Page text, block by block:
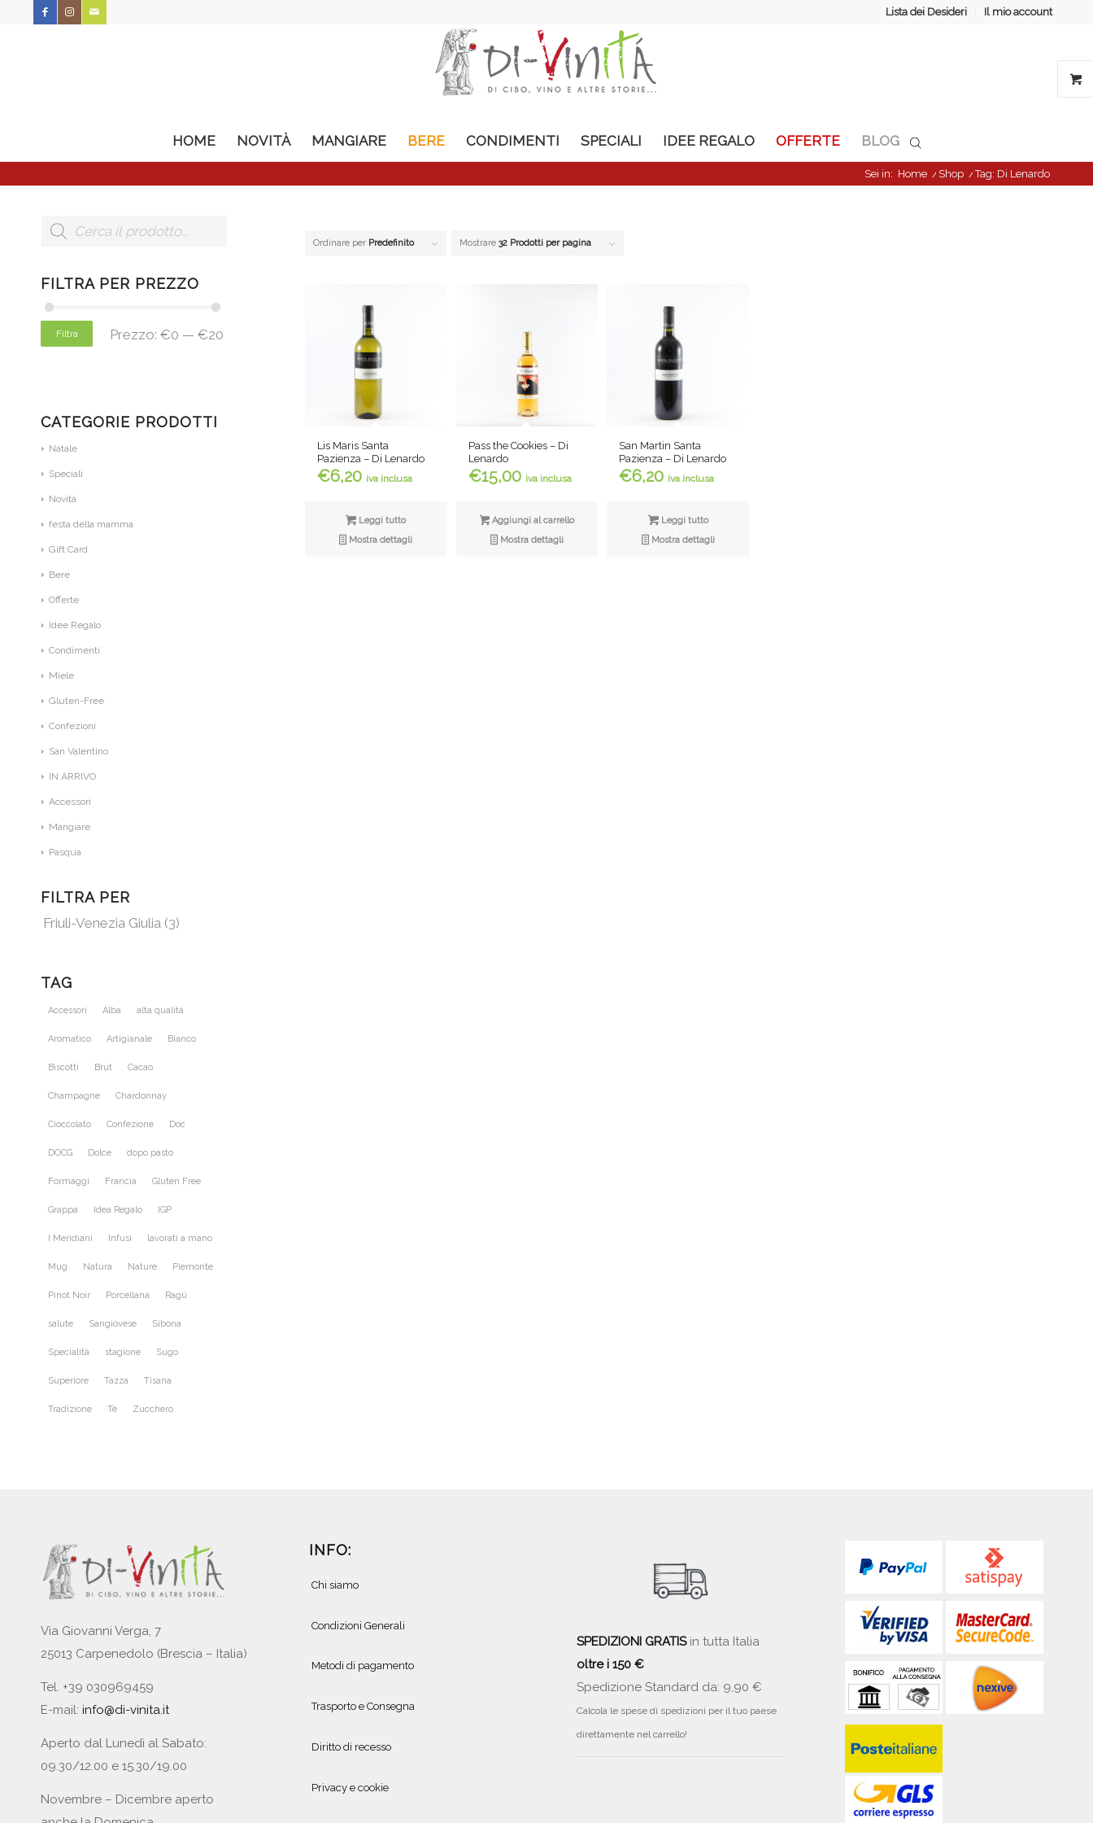
Lista dei Desideri Il mio account
HOME NOVITÀ MANGIARE BERE CONDIMENTI SPECIALI IDEE REGALO OFFERTE BLOG
Sei in: Home / Shop /Tag: Di Lenardo
Ordinare per Predefinito Mostrare 32 Prodotti per pagina
Lis Maris Santa
Pazienza – Di Lenardo
€6,20 iva inclusa
Leggi tutto
Mostra dettagli
Pass the Cookies – Di
Lenardo
€15,00 iva inclusa
Aggiungi al carrello
Mostra dettagli
San Martin Santa
Pazienza – Di Lenardo
€6,20 iva inclusa
Leggi tutto
Mostra dettagli
FILTRA PER PREZZO
Filtra Prezzo: €0 — €20
CATEGORIE PRODOTTI
Natale
Speciali
Novità
festa della mamma
Gift Card
Bere
Offerte
Idee Regalo
Condimenti
Miele
Gluten-Free
Confezioni
San Valentino
IN ARRIVO
Accessori
Mangiare
Pasqua
FILTRA PER
Friuli-Venezia Giulia (3)
TAG
Accessori Alba alta qualità
Aromatico Artigianale Bianco
Biscotti Brut Cacao
Champagne Chardonnay
Cioccolato Confezione Doc
DOCG Dolce dopo pasto
Formaggi Francia Gluten Free
Grappa Idea Regalo IGP
I Meridiani Infusi lavorati a mano
Mug Natura Nature Piemonte
Pinot Noir Porcellana Ragù
salute Sangiovese Sibona
Specialità stagione Sugo
Superiore Tazza Tisana
Tradizione Tè Zucchero
Via Giovanni Verga, 7
25013 Carpenedolo (Brescia – Italia)
Tel. +39 030969459
E-mail: info@di-vinita.it
Aperto dal Lunedì al Sabato:
09.30/12.00 e 15.30/19.00
Novembre – Dicembre aperto
INFO:
Chi siamo
Condizioni Generali
Metodi di pagamento
Trasporto e Consegna
Diritto di recesso
Privacy e cookie
SPEDIZIONI GRATISin tutta Italia
oltre i 150 €
Spedizione Standard da: 9,90 €
Calcola le spese di spedizioni per il tuo paese
direttamente nel carrello!